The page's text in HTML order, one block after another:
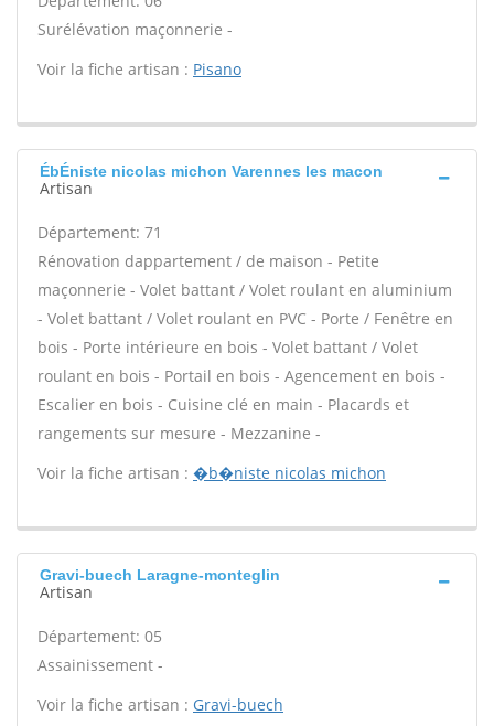
Surélévation maçonnerie -
Voir la fiche artisan : Pisano
ÉbÉniste nicolas michon Varennes les macon
Artisan
Département: 71
Rénovation dappartement / de maison - Petite
maçonnerie - Volet battant / Volet roulant en aluminium
- Volet battant / Volet roulant en PVC - Porte / Fenêtre en
bois - Porte intérieure en bois - Volet battant / Volet
roulant en bois - Portail en bois - Agencement en bois -
Escalier en bois - Cuisine clé en main - Placards et
rangements sur mesure - Mezzanine -
Voir la fiche artisan : �b�niste nicolas michon
Gravi-buech Laragne-monteglin
Artisan
Département: 05
Assainissement -
Voir la fiche artisan : Gravi-buech